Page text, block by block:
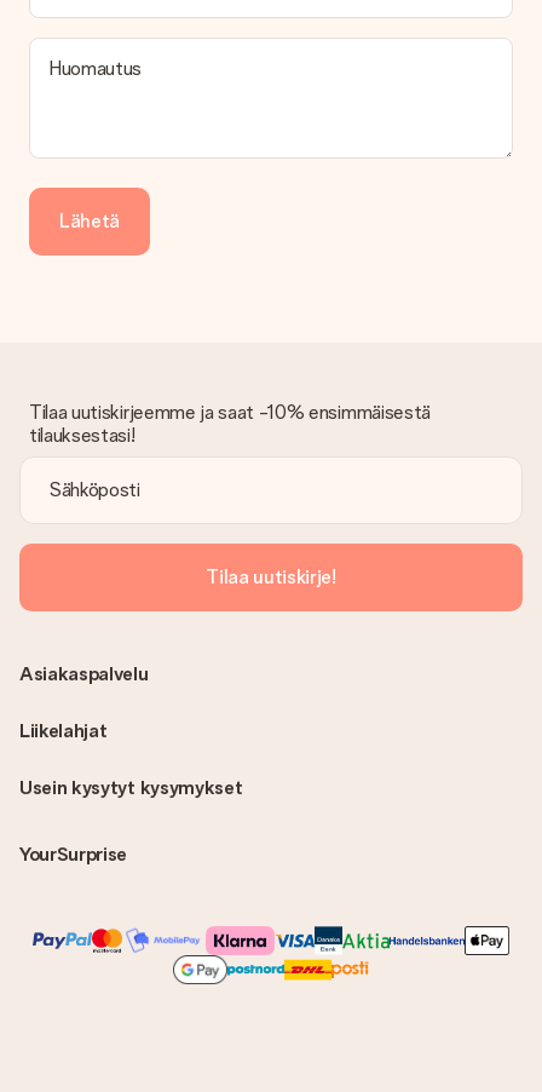
Maksu
Kuinka voin maksaa tilaukseni?
Tarjoamme seuraavat maksutavat: iDeal, Paypal, luottokortti,
Saapunut lahja
Entä jos lahja ei ole täysin mieleeni?
Olemme syvästi pahoillamme, että lahjasi ei ole sinun mielesi
Tämä tarkoittaa sitä, että lahja toimitetaan suoraan
vastaanottajalle, mikä tekee siitä todellisen yllätyksen!
Huomautus
Lähetä
Tilaa uutiskirjeemme ja saat -10% ensimmäisestä
tilauksestasi!
Tilaa uutiskirje!
Usein kysytyt kysymykset
YourSurprise
Asiakaspalvelu
Liikelahjat